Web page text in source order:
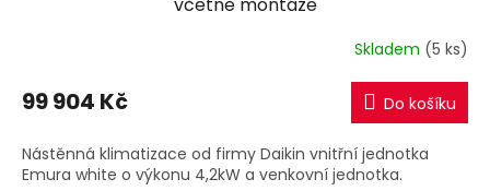
R
M
A
Skladem (5 ks)
99 904 Kč Do košíku
Nástěnná klimatizace od firmy Daikin vnitřní jednotka
Emura white o výkonu 4,2kW a venkovní jednotka.